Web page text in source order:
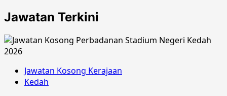
Jawatan Terkini
Jawatan Kosong Kerajaan
Kedah